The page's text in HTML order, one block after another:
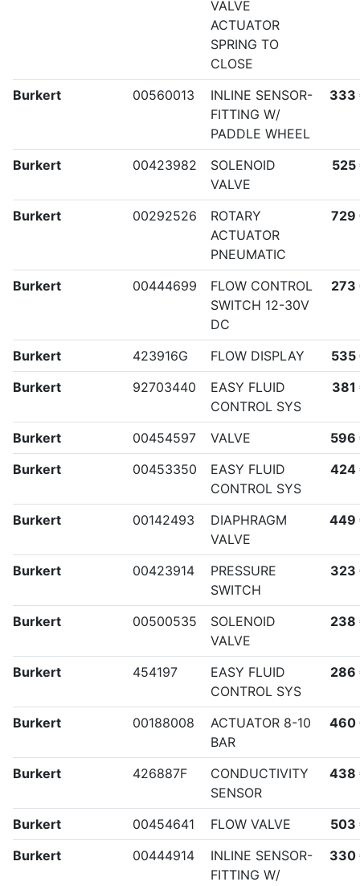
VALVE
ACTUATOR
SPRING TO
CLOSE
Burkert
00560013
INLINE SENSOR-
FITTING W/
PADDLE WHEEL
333
Burkert 00423982
SOLENOID
VALVE
525
Burkert 00292526
ROTARY
ACTUATOR
PNEUMATIC
729
Burkert 00444699
FLOW CONTROL
SWITCH 12-30V
DC
273
Burkert 423916G FLOW DISPLAY
535
Burkert
92703440
EASY FLUID
CONTROL SYS
381
Burkert 00454597 VALVE
596
Burkert
00453350
EASY FLUID
CONTROL SYS
424
Burkert 00142493
DIAPHRAGM
VALVE
449
Burkert 00423914
PRESSURE
SWITCH
323
Burkert 00500535
SOLENOID
VALVE
238
Burkert 454197
EASY FLUID
CONTROL SYS
286
Burkert 00188008
ACTUATOR 8-10
BAR
460
Burkert 426887F
CONDUCTIVITY
SENSOR
438
Burkert 00454641 FLOW VALVE
503
Burkert
00444914
INLINE SENSOR-
FITTING W/
330